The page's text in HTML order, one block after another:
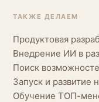
ТАКЖЕ ДЕЛАЕМ
Продуктовая
Внедрение ИИ в
Поиск
Запуск и развитие
Обучение ТОП-